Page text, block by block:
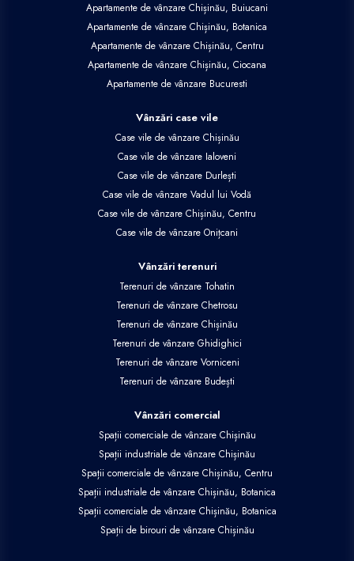
Apartamente de vânzare Chișinău, Buiucani
Apartamente de vânzare Chișinău, Botanica
Apartamente de vânzare Chișinău, Centru
Apartamente de vânzare Chișinău, Ciocana
Apartamente de vânzare Bucuresti
Vânzări case vile
Case vile de vânzare Chișinău
Case vile de vânzare Ialoveni
Case vile de vânzare Durlești
Case vile de vânzare Vadul lui Vodă
Case vile de vânzare Chișinău, Centru
Case vile de vânzare Onițcani
Vânzări terenuri
Terenuri de vânzare Tohatin
Terenuri de vânzare Chetrosu
Terenuri de vânzare Chișinău
Terenuri de vânzare Ghidighici
Terenuri de vânzare Vorniceni
Terenuri de vânzare Budești
Vânzări comercial
Spații comerciale de vânzare Chișinău
Spații industriale de vânzare Chișinău
Spații comerciale de vânzare Chișinău, Centru
Spații industriale de vânzare Chișinău, Botanica
Spații comerciale de vânzare Chișinău, Botanica
Spații de birouri de vânzare Chișinău